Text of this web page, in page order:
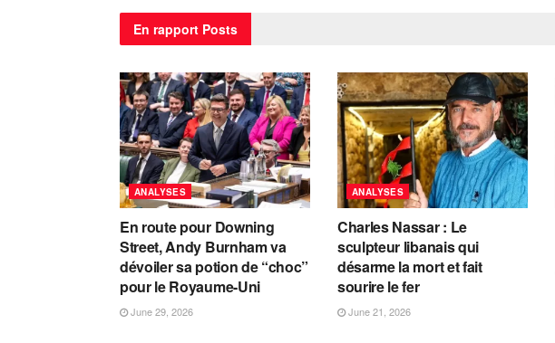
En rapport Posts
ANALYSES
En route pour Downing
Street, Andy Burnham va
dévoiler sa potion de “choc”
pour le Royaume-Uni
June 29, 2026
ANALYSES
Charles Nassar : Le
sculpteur libanais qui
désarme la mort et fait
sourire le fer
June 21, 2026